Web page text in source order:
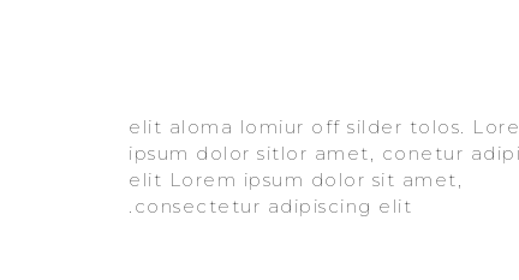
consectetur adipiscing elit.